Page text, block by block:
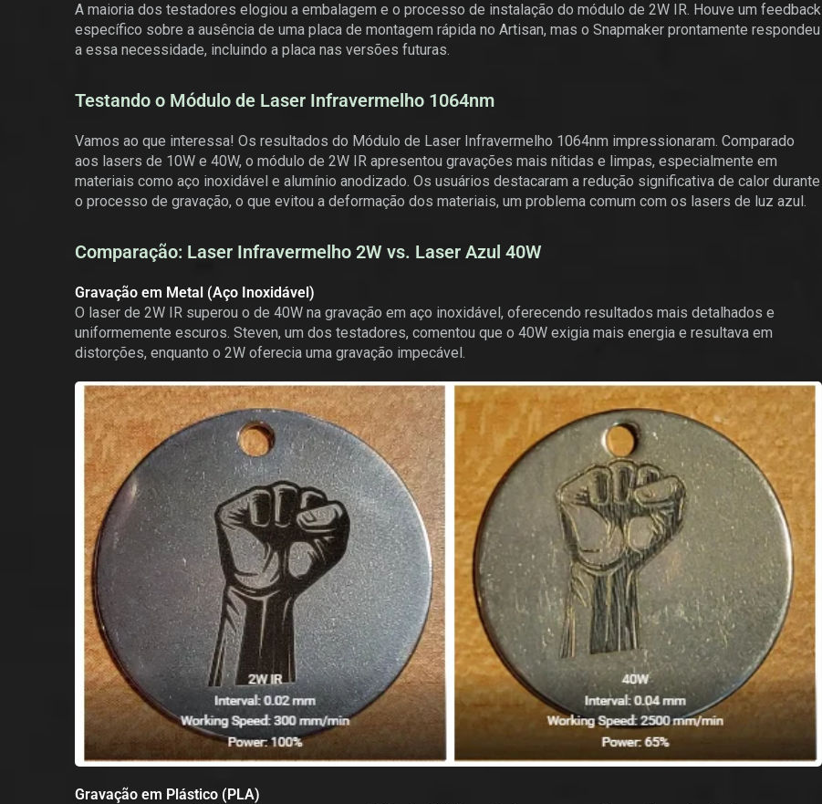
A maioria dos testadores elogiou a embalagem e o processo de instalação do módulo de 2W IR. Houve um feedback
específico sobre a ausência de uma placa de montagem rápida no Artisan, mas o Snapmaker prontamente respondeu
a essa necessidade, incluindo a placa nas versões futuras.
Testando o Módulo de Laser Infravermelho 1064nm
Vamos ao que interessa! Os resultados do Módulo de Laser Infravermelho 1064nm impressionaram. Comparado
aos lasers de 10W e 40W, o módulo de 2W IR apresentou gravações mais nítidas e limpas, especialmente em
materiais como aço inoxidável e alumínio anodizado. Os usuários destacaram a redução significativa de calor durante
o processo de gravação, o que evitou a deformação dos materiais, um problema comum com os lasers de luz azul.
Comparação: Laser Infravermelho 2W vs. Laser Azul 40W
Gravação em Metal (Aço Inoxidável)
O laser de 2W IR superou o de 40W na gravação em aço inoxidável, oferecendo resultados mais detalhados e
uniformemente escuros. Steven, um dos testadores, comentou que o 40W exigia mais energia e resultava em
distorções, enquanto o 2W oferecia uma gravação impecável.
Gravação em Plástico (PLA)